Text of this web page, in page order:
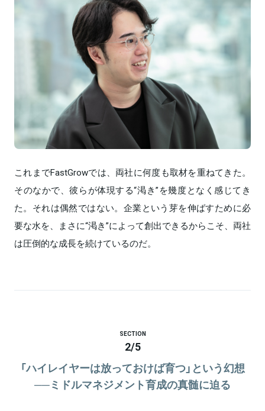
これまでFastGrowでは、両社に何度も取材を重ねてきた。
そのなかで、彼らが体現する“渇き”を幾度となく感じてき
た。それは偶然ではない。企業という芽を伸ばすために必
要な水を、まさに“渇き”によって創出できるからこそ、両社
は圧倒的な成長を続けているのだ。
SECTION
2/5
「ハイレイヤーは放っておけば育つ」という幻想
──ミドルマネジメント育成の真髄に迫る